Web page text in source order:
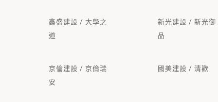
鑫盛建設 / 大學之
道
新光建設 / 新光御
品
京倫建設 / 京倫瑞
安
國美建設 / 清歡